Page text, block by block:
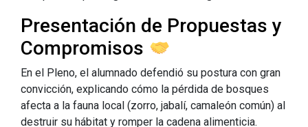
Presentación de Propuestas y
Compromisos
En el Pleno, el alumnado defendió su postura con gran
convicción, explicando cómo la pérdida de bosques
afecta a la fauna local (zorro, jabalí, camaleón común) al
destruir su hábitat y romper la cadena alimenticia.